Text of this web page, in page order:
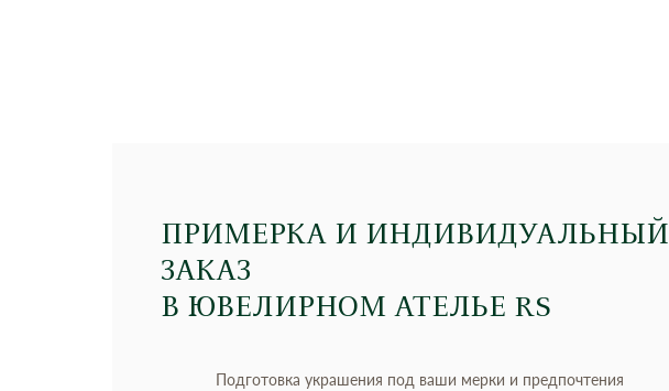
ПРИМЕРКА И ИНДИВИДУАЛЬНЫЙ
ЗАКАЗ
В ЮВЕЛИРНОМ АТЕЛЬЕ RS
Подготовка украшения под ваши мерки и предпочтения